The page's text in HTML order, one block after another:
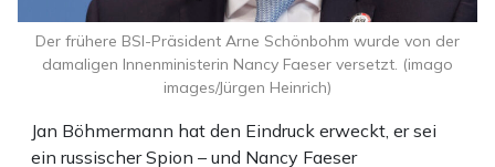
Jan Böhmermann hat den Eindruck erweckt, er sei
ein russischer Spion – und Nancy Faeser
Der frühere BSI-Präsident Arne Schönbohm wurde von der
damaligen Innenministerin Nancy Faeser versetzt. (imago
images/Jürgen Heinrich)